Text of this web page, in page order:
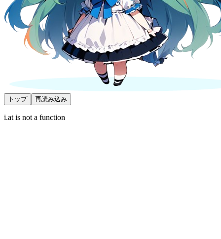
トップ 再読み込み
i.at is not a function